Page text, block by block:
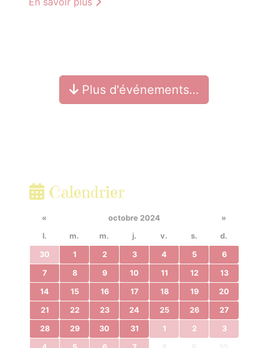
Plus d'événements…
Calendrier
« octobre 2024
»
l.
m. m. j. v. s. d.
30 1 2 3 4 5 6
7 8 9 10 11 12 13
14 15 16 17 18 19 20
21 22 23 24 25 26 27
28 29 30 31 1 2 3